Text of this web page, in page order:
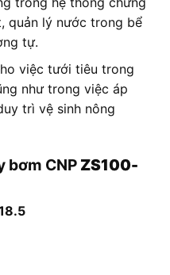
quản lý nước trong bể
tự.
việc tưới tiêu trong
như trong việc áp
trì vệ sinh nông
bơm CNP ZS100-